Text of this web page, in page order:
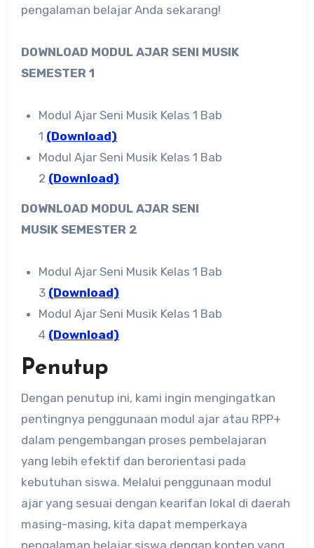
pengalaman belajar Anda sekarang!
DOWNLOAD MODUL AJAR SENI MUSIK
SEMESTER 1
Modul Ajar Seni Musik Kelas 1 Bab
1 (Download)
Modul Ajar Seni Musik Kelas 1 Bab
2 (Download)
DOWNLOAD MODUL AJAR SENI
MUSIKSEMESTER 2
Modul Ajar Seni Musik Kelas 1 Bab
3 (Download)
Modul Ajar Seni Musik Kelas 1 Bab
4 (Download)
Penutup
Dengan penutup ini, kami ingin mengingatkan
pentingnya penggunaan modul ajar atau RPP+
dalam pengembangan proses pembelajaran
yang lebih efektif dan berorientasi pada
kebutuhan siswa. Melalui penggunaan modul
ajar yang sesuai dengan kearifan lokal di daerah
masing-masing, kita dapat memperkaya